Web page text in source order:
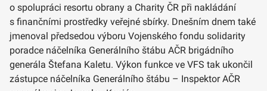
o spolupráci resortu obrany a Charity ČR při nakládání
s finančními prostředky veřejné sbírky. Dnešním dnem také
jmenoval předsedou výboru Vojenského fondu solidarity
poradce náčelníka Generálního štábu AČR brigádního
generála Štefana Kaletu. Výkon funkce ve VFS tak ukončil
zástupce náčelníka Generálního štábu – Inspektor AČR